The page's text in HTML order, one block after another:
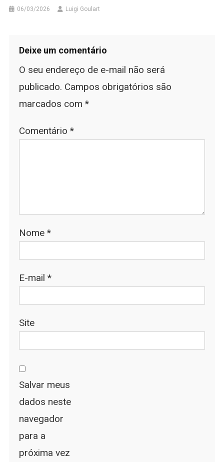
06/03/2026 Luigi Goulart
Deixe um comentário
O seu endereço de e-mail não será
publicado. Campos obrigatórios são
marcados com *
Comentário *
Nome *
E-mail *
Site
Salvar meus
dados neste
navegador
para a
próxima vez